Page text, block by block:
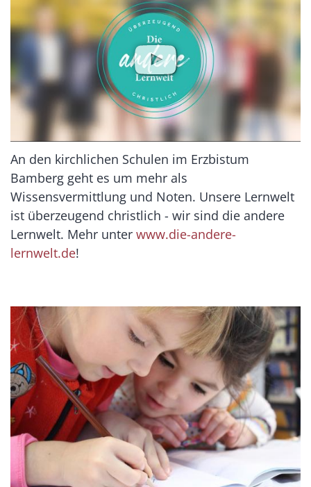
An den kirchlichen Schulen im Erzbistum
Bamberg geht es um mehr als
Wissensvermittlung und Noten. Unsere Lernwelt
ist überzeugend christlich - wir sind die andere
Lernwelt. Mehr unter www.die-andere-
lernwelt.de!